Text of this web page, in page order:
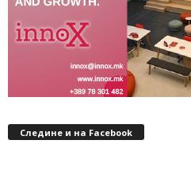
Следине и на Facebook